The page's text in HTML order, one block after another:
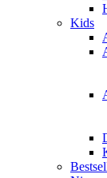
Kids